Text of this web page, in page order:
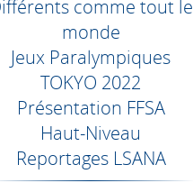
comme tout le
monde
Jeux Paralympiques
TOKYO 2022
Présentation FFSA
Haut-Niveau
Reportages LSANA